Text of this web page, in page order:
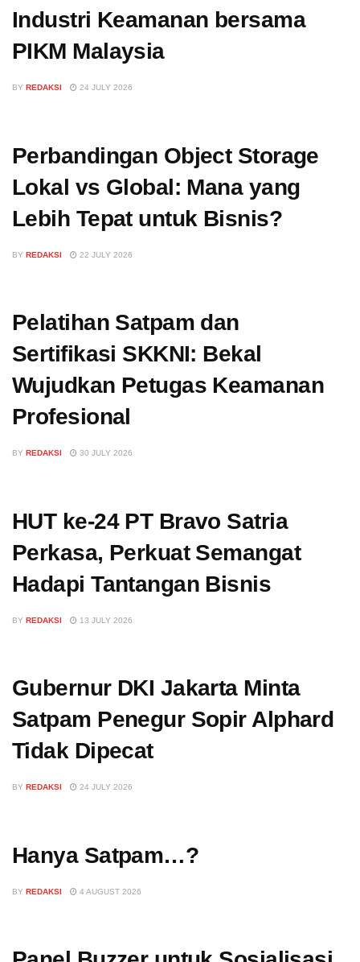
Industri Keamanan bersama
PIKM Malaysia
BY REDAKSI 24 JULY 2026
Perbandingan Object Storage
Lokal vs Global: Mana yang
Lebih Tepat untuk Bisnis?
BY REDAKSI 22 JULY 2026
Pelatihan Satpam dan
Sertifikasi SKKNI: Bekal
Wujudkan Petugas Keamanan
Profesional
BY REDAKSI 30 JULY 2026
HUT ke-24 PT Bravo Satria
Perkasa, Perkuat Semangat
Hadapi Tantangan Bisnis
BY REDAKSI 13 JULY 2026
Gubernur DKI Jakarta Minta
Satpam Penegur Sopir Alphard
Tidak Dipecat
BY REDAKSI 24 JULY 2026
Hanya Satpam…?
BY REDAKSI 4 AUGUST 2026